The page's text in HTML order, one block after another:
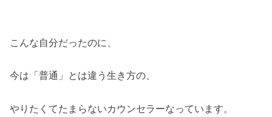
こんな自分だったのに、
今は「普通」とは違う生き方の、
やりたくてたまらないカウンセラーなっています。